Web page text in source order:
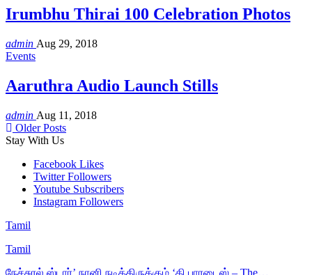
Irumbhu Thirai 100 Celebration Photos
admin Aug 29, 2018
Events
Aaruthra Audio Launch Stills
admin Aug 11, 2018
Older Posts
Stay With Us
Facebook Likes
Twitter Followers
Youtube Subscribers
Instagram Followers
Tamil
Tamil
நேச்சுரல் ஸ்டார்’ நானி நடித்திருக்கும் ‘தி பாரடைஸ் – The…